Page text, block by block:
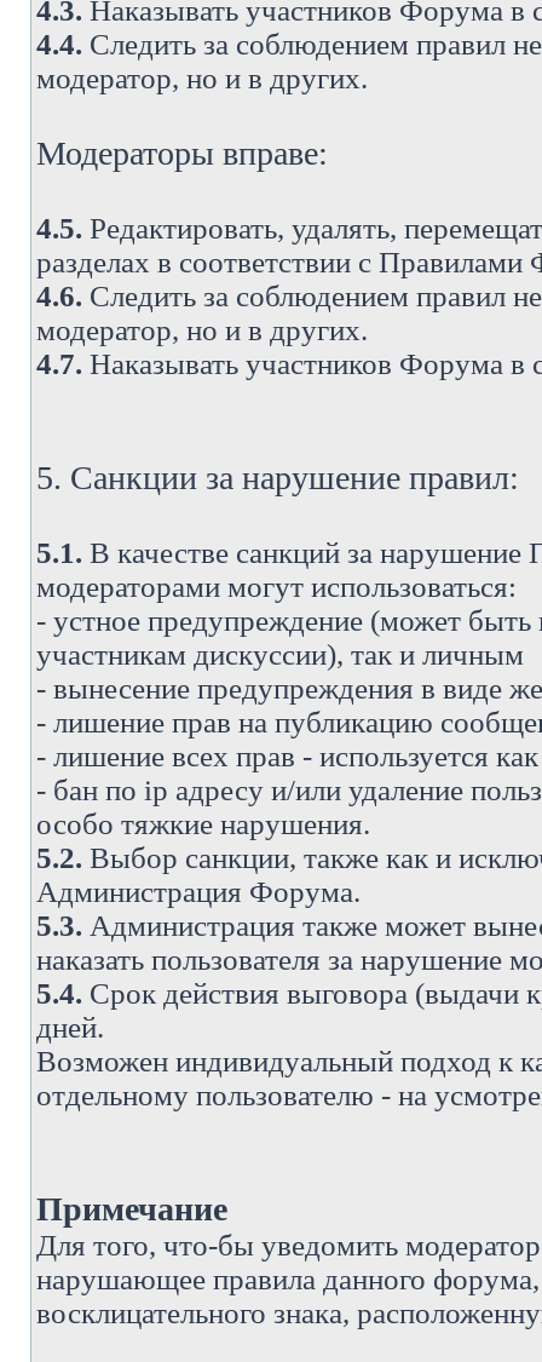
4.3. Наказывать участников Форума
4.4. Следить за соблюдением правил
модератор, но и в других.
Модераторы вправе:
4.5. Редактировать, удалять,
разделах в соответствии с
4.6. Следить за соблюдением правил
модератор, но и в других.
4.7. Наказывать участников Форума
5. Санкции за нарушение правил:
5.1. В качестве санкций за
модераторами могут использоваться:
- устное предупреждение (может
участникам дискуссии), так и личным
- вынесение предупреждения в виде
- лишение прав на публикацию
- лишение всех прав - используется
- бан по ip адресу и/или удаление
особо тяжкие нарушения.
5.2. Выбор санкции, также как и
Администрация Форума.
5.3. Администрация также может
наказать пользователя за
5.4. Срок действия выговора (выдачи
дней.
Возможен индивидуальный подход к
отдельному пользователю - на
Примечание
Для того, что-бы уведомить
нарушающее правила данного форума,
восклицательного знака,